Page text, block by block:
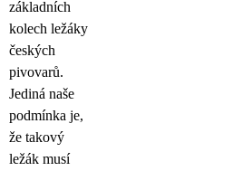
základních
kolech ležáky
českých
pivovarů.
Jediná naše
podmínka je,
že takový
ležák musí